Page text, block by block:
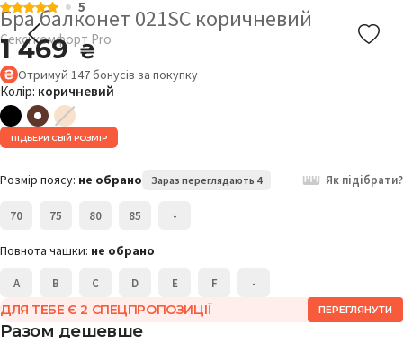
5
Бра балконет 021SC коричневий
Сексі комфорт Pro
1 469₴
Отримуй 147бонусів за покупку
Колір: коричневий
ПІДБЕРИ СВІЙ РОЗМІР
Розмір поясу: не обрано Зараз переглядають 4 Як підібрати?
70 75 80 85 -
Повнота чашки: не обрано
A B C D E F -
ДЛЯ ТЕБЕ Є 2 СПЕЦПРОПОЗИЦІЇ ПЕРЕГЛЯНУТИ
Разом дешевше